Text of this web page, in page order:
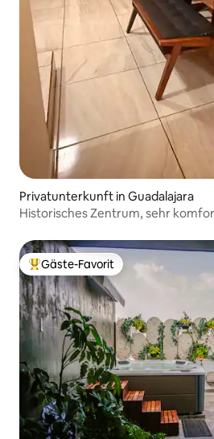
Privatunterkunft in Guadalajara
Historisches Zentrum, sehr
Beliebter Gäste-Favorit.
Gäste-Favorit